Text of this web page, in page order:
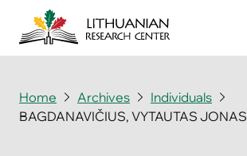
About
Home Archives
Individuals